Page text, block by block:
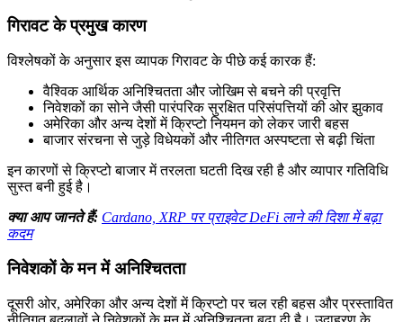
गिरावट के प्रमुख कारण
विश्लेषकों के अनुसार इस व्यापक गिरावट के पीछे कई कारक हैं:
वैश्विक आर्थिक अनिश्चितता और जोखिम से बचने की प्रवृत्ति
निवेशकों का सोने जैसी पारंपरिक सुरक्षित परिसंपत्तियों की ओर झुकाव
अमेरिका और अन्य देशों में क्रिप्टो नियमन को लेकर जारी बहस
बाजार संरचना से जुड़े विधेयकों और नीतिगत अस्पष्टता से बढ़ी चिंता
इन कारणों से क्रिप्टो बाजार में तरलता घटती दिख रही है और व्यापार गतिविधि
सुस्त बनी हुई है।
क्या आप जानते हैं: Cardano, XRP पर प्राइवेट DeFi लाने की दिशा में बढ़ा
कदम
निवेशकों के मन में अनिश्चितता
दूसरी ओर, अमेरिका और अन्य देशों में क्रिप्टो पर चल रही बहस और प्रस्तावित